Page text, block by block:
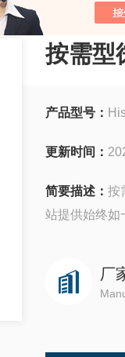
按需型
产品型号：
更新时间：
简要描述： 按
站提供始终如
厂